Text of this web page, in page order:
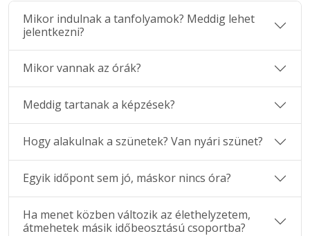
Mikor indulnak a tanfolyamok? Meddig lehet
jelentkezni?
Mikor vannak az órák?
Meddig tartanak a képzések?
Hogy alakulnak a szünetek? Van nyári szünet?
Egyik időpont sem jó, máskor nincs óra?
Ha menet közben változik az élethelyzetem,
átmehetek másik időbeosztású csoportba?